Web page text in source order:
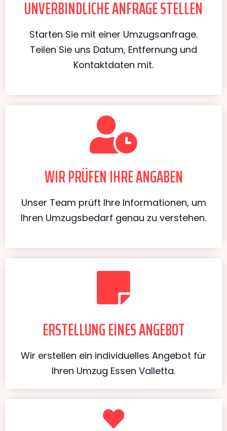
UNVERBINDLICHE ANFRAGE STELLEN
Starten Sie mit einer Umzugsanfrage.
Teilen Sie uns Datum, Entfernung und
Kontaktdaten mit.
WIR PRÜFEN IHRE ANGABEN
Unser Team prüft Ihre Informationen, um
Ihren Umzugsbedarf genau zu verstehen.
ERSTELLUNG EINES ANGEBOT
Wir erstellen ein individuelles Angebot für
Ihren Umzug Essen Valletta.